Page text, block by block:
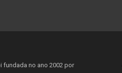
no ano 2002 por